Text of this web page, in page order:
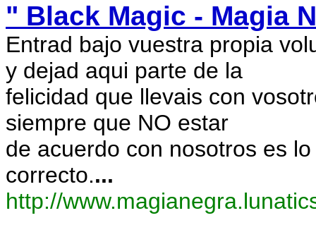
" Black Magic - Magia
Entrad bajo vuestra propia
y dejad aqui parte de la
felicidad que llevais con
siempre que NO estar
de acuerdo con nosotros es
correcto....
http://